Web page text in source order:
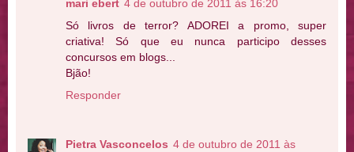
mari ebert 4 de outubro de 2011 às 16:20
Só livros de terror? ADOREI a promo, super
criativa! Só que eu nunca participo desses
concursos em blogs...
Bjão!
Responder
Pietra Vasconcelos 4 de outubro de 2011 às